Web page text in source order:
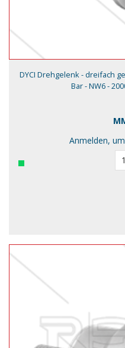
DYCI Drehgelenk - dreifach
Bar - NW6 -
Anmelden,